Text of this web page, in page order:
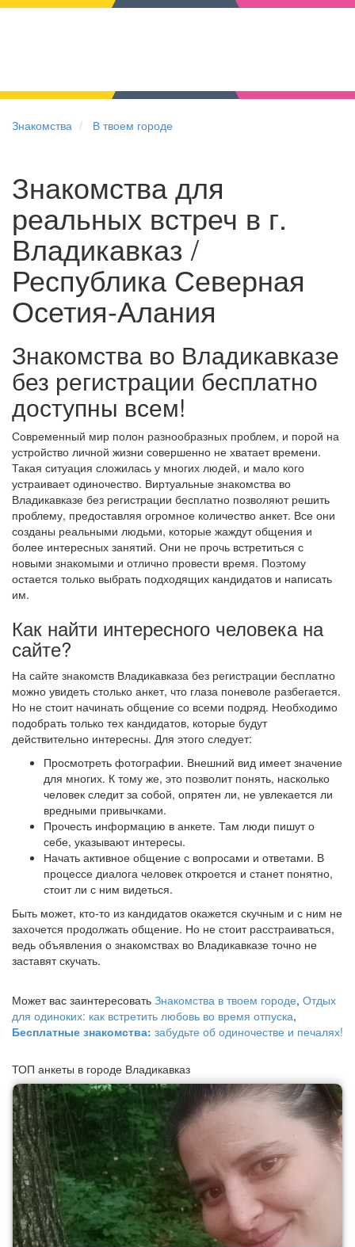
Знакомства В твоем городе
Знакомства для
реальных встреч в г.
Владикавказ /
Республика Северная
Осетия-Алания
Знакомства во Владикавказе
без регистрации бесплатно
доступны всем!
Современный мир полон разнообразных проблем, и порой на
устройство личной жизни совершенно не хватает времени.
Такая ситуация сложилась у многих людей, и мало кого
устраивает одиночество. Виртуальные знакомства во
Владикавказе без регистрации бесплатно позволяют решить
проблему, предоставляя огромное количество анкет. Все они
созданы реальными людьми, которые жаждут общения и
более интересных занятий. Они не прочь встретиться с
новыми знакомыми и отлично провести время. Поэтому
остается только выбрать подходящих кандидатов и написать
им.
Как найти интересного человека на
сайте?
На сайте знакомств Владикавказа без регистрации бесплатно
можно увидеть столько анкет, что глаза поневоле разбегается.
Но не стоит начинать общение со всеми подряд. Необходимо
подобрать только тех кандидатов, которые будут
действительно интересны. Для этого следует:
Просмотреть фотографии. Внешний вид имеет значение
для многих. К тому же, это позволит понять, насколько
человек следит за собой, опрятен ли, не увлекается ли
вредными привычками.
Прочесть информацию в анкете. Там люди пишут о
себе, указывают интересы.
Начать активное общение с вопросами и ответами. В
процессе диалога человек откроется и станет понятно,
стоит ли с ним видеться.
Быть может, кто-то из кандидатов окажется скучным и с ним не
захочется продолжать общение. Но не стоит расстраиваться,
ведь объявления о знакомствах во Владикавказе точно не
заставят скучать.
Может вас заинтересовать Знакомства в твоем городе, Отдых
для одиноких: как встретить любовь во время отпуска,
Бесплатные знакомства: забудьте об одиночестве и печалях!
ТОП анкеты в городе Владикавказ